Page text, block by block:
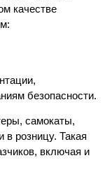
качестве
безопасности.
самокаты,
в розницу. Такая
включая и